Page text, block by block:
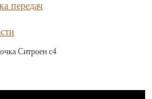
передач
Ситроен с4